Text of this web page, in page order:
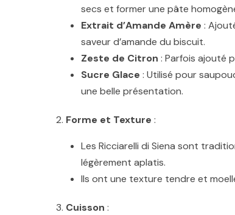
secs et former une pâte
Extrait d’Amande Amère :
saveur d’amande du biscuit.
Zeste de Citron : Parfois ajouté
Sucre Glace : Utilisé pour
une belle présentation.
Forme et Texture :
Les Ricciarelli di Siena sont
légèrement aplatis.
Ils ont une texture tendre et
Cuisson :